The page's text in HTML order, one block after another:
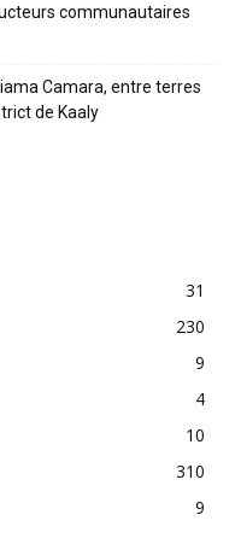
communautaires
Camara, entre terres
de Kaaly
31
230
9
4
10
310
9